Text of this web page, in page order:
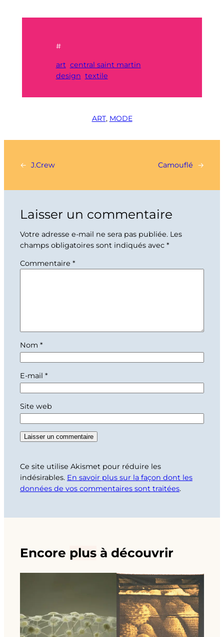
#
art central saint martin
design textile
ART, MODE
← J.Crew Camouflé →
Laisser un commentaire
Votre adresse e-mail ne sera pas publiée. Les
champs obligatoires sont indiqués avec *
Commentaire *
Nom *
E-mail *
Site web
Ce site utilise Akismet pour réduire les
indésirables. En savoir plus sur la façon dont les
données de vos commentaires sont traitées.
Encore plus à découvrir